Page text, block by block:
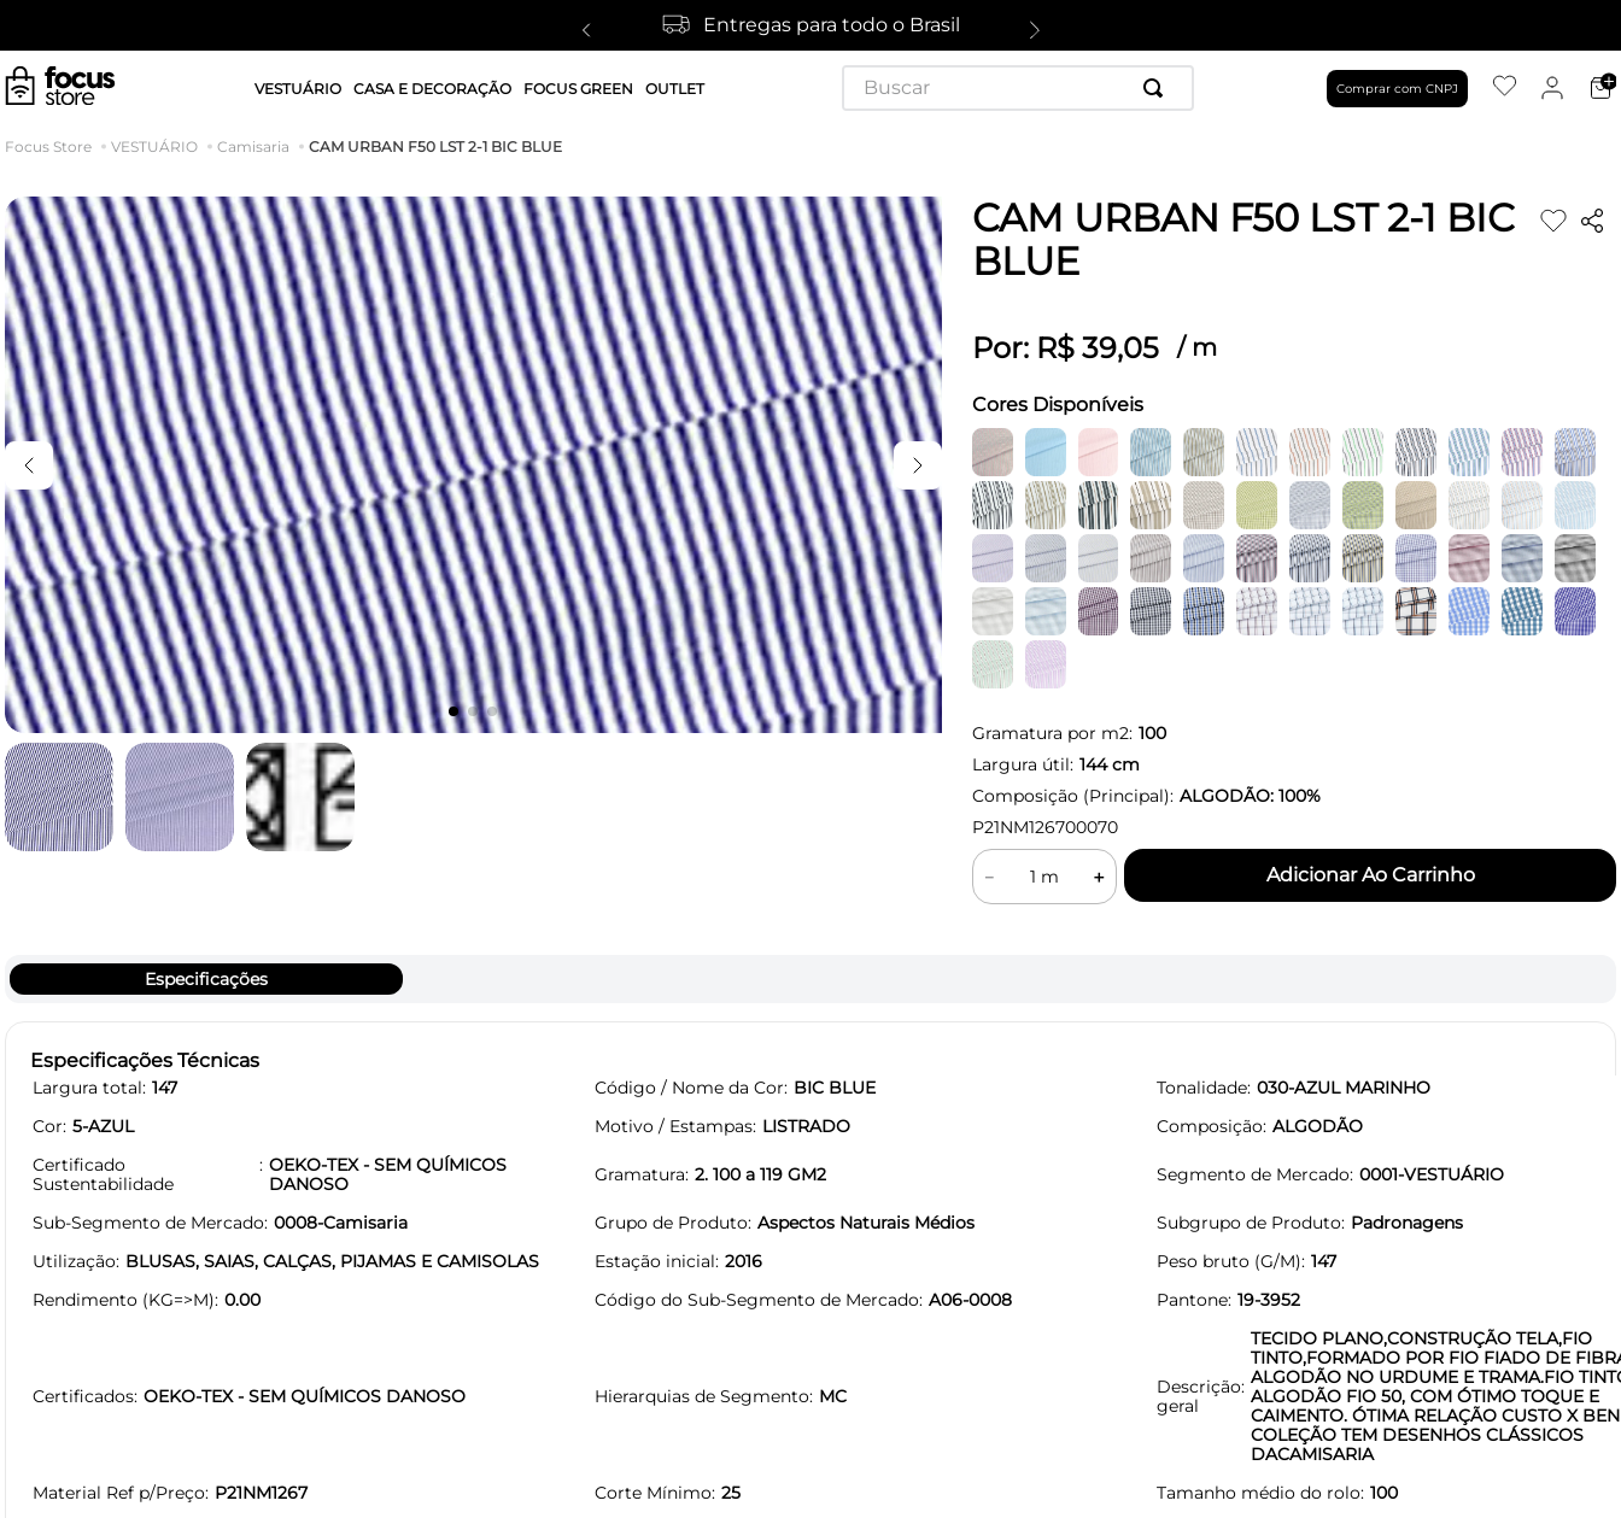
Entregas para todo o Brasil
VESTUÁRIO CASA E DECORAÇÃO FOCUS GREEN OUTLET
Buscar
Comprar com CNPJ
VESTUÁRIO Camisaria CAM URBAN F50 LST 2-1 BIC BLUE
CAM URBAN F50 LST 2-1 BIC
BLUE
Por: R$ 39,05 / m
Cores Disponíveis
Gramatura por m2: 100
Largura útil: 144cm
Composição (Principal): ALGODÃO: 100%
P21NM126700070
＋
－
Especificações
Especificações Técnicas
Largura total 147 Código / Nome da Cor BIC BLUE Tonalidade 030-AZUL MARINHO
Cor 5-AZUL Motivo / Estampas LISTRADO Composição ALGODÃO
Certificado
Sustentabilidade
OEKO-TEX - SEM QUÍMICOS
DANOSO
Gramatura 2. 100 a 119 GM2 Segmento de Mercado 0001-VESTUÁRIO
Sub-Segmento de Mercado 0008-Camisaria Grupo de Produto Aspectos Naturais Médios Subgrupo de Produto Padronagens
Utilização BLUSAS, SAIAS, CALÇAS, PIJAMAS E CAMISOLAS Estação inicial 2016 Peso bruto (G/M) 147
Rendimento (KG=>M) 0.00 Código do Sub-Segmento de Mercado A06-0008 Pantone 19-3952
Certificados OEKO-TEX - SEM QUÍMICOS DANOSO Hierarquias de Segmento MC
Descrição
geral
TECIDO PLANO,CONSTRUÇÃO TELA,FIO
TINTO,FORMADO POR FIO FIADO DE
ALGODÃO NO URDUME E TRAMA.FIO
ALGODÃO FIO 50, COM ÓTIMO TOQUE E
CAIMENTO. ÓTIMA RELAÇÃO CUSTO X
COLEÇÃO TEM DESENHOS CLÁSSICOS
DACAMISARIA
Material Ref p/Preço P21NM1267 Corte Mínimo 25 Tamanho médio do rolo 100